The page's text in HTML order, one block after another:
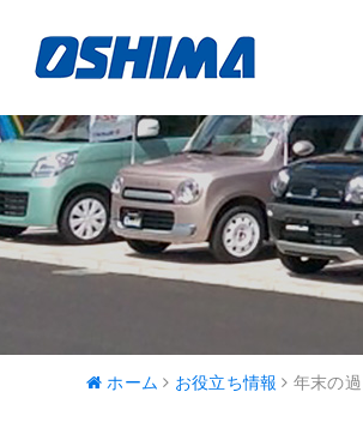
ホーム お役立ち情報 年末の